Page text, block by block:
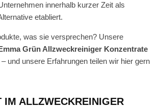
innerhalb kurzer Zeit als
etabliert.
was sie versprechen? Unsere
Grün Allzweckreiniger Konzentrate
und unsere Erfahrungen teilen wir hier gern
IM ALLZWECKREINIGER